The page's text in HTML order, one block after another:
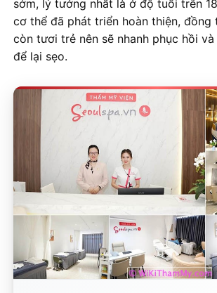
sớm, lý tưởng nhất là ở độ tuổi trên
cơ thể đã phát triển hoàn thiện, đồng
còn tươi trẻ nên sẽ nhanh phục hồi
để lại sẹo.